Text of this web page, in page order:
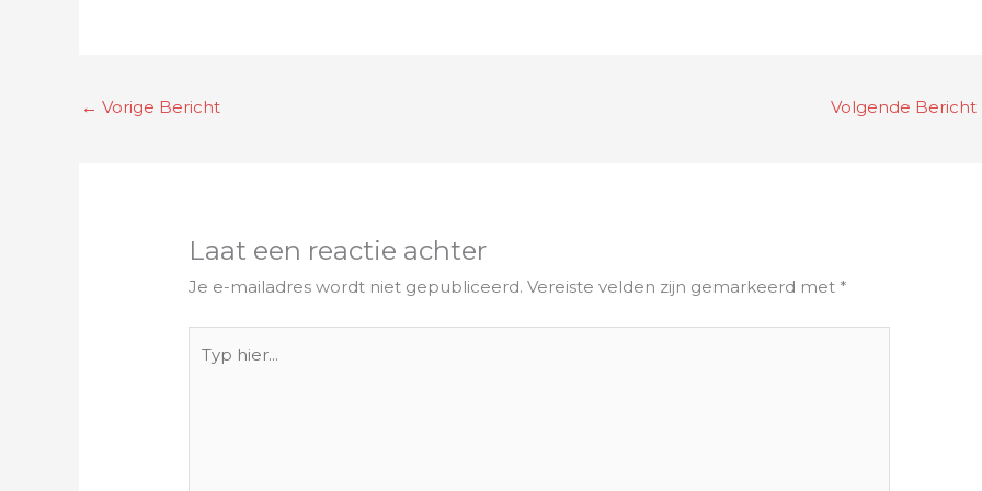
← Vorige Bericht Volgende Bericht
Laat een reactie achter
Je e-mailadres wordt niet gepubliceerd. Vereiste velden zijn gemarkeerd met *
hier...